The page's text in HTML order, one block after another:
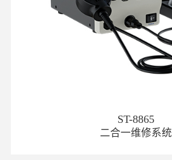
ST-8865
二合一维修系统